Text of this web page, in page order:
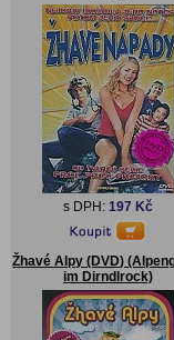
s DPH: 197 Kč
Žhavé Alpy (DVD)
im Dirndlrock)